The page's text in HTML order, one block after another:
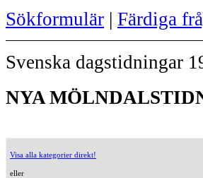
Sökformulär | Färdiga
Svenska dagstidningar
NYA
Visa alla kategorier direkt!
eller